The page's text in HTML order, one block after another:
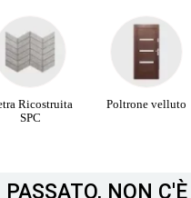
velluto PORTE INTERNE
NON